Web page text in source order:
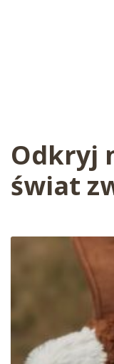
Odkryj
świat